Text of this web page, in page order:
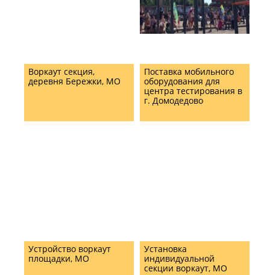
Воркаут секция,
деревня Бережки, МО
Поставка мобильного
оборудования для
центра тестирования в
г. Домодедово
Устройство воркаут
площадки, МО
Установка
индивидуальной
секции воркаут, МО